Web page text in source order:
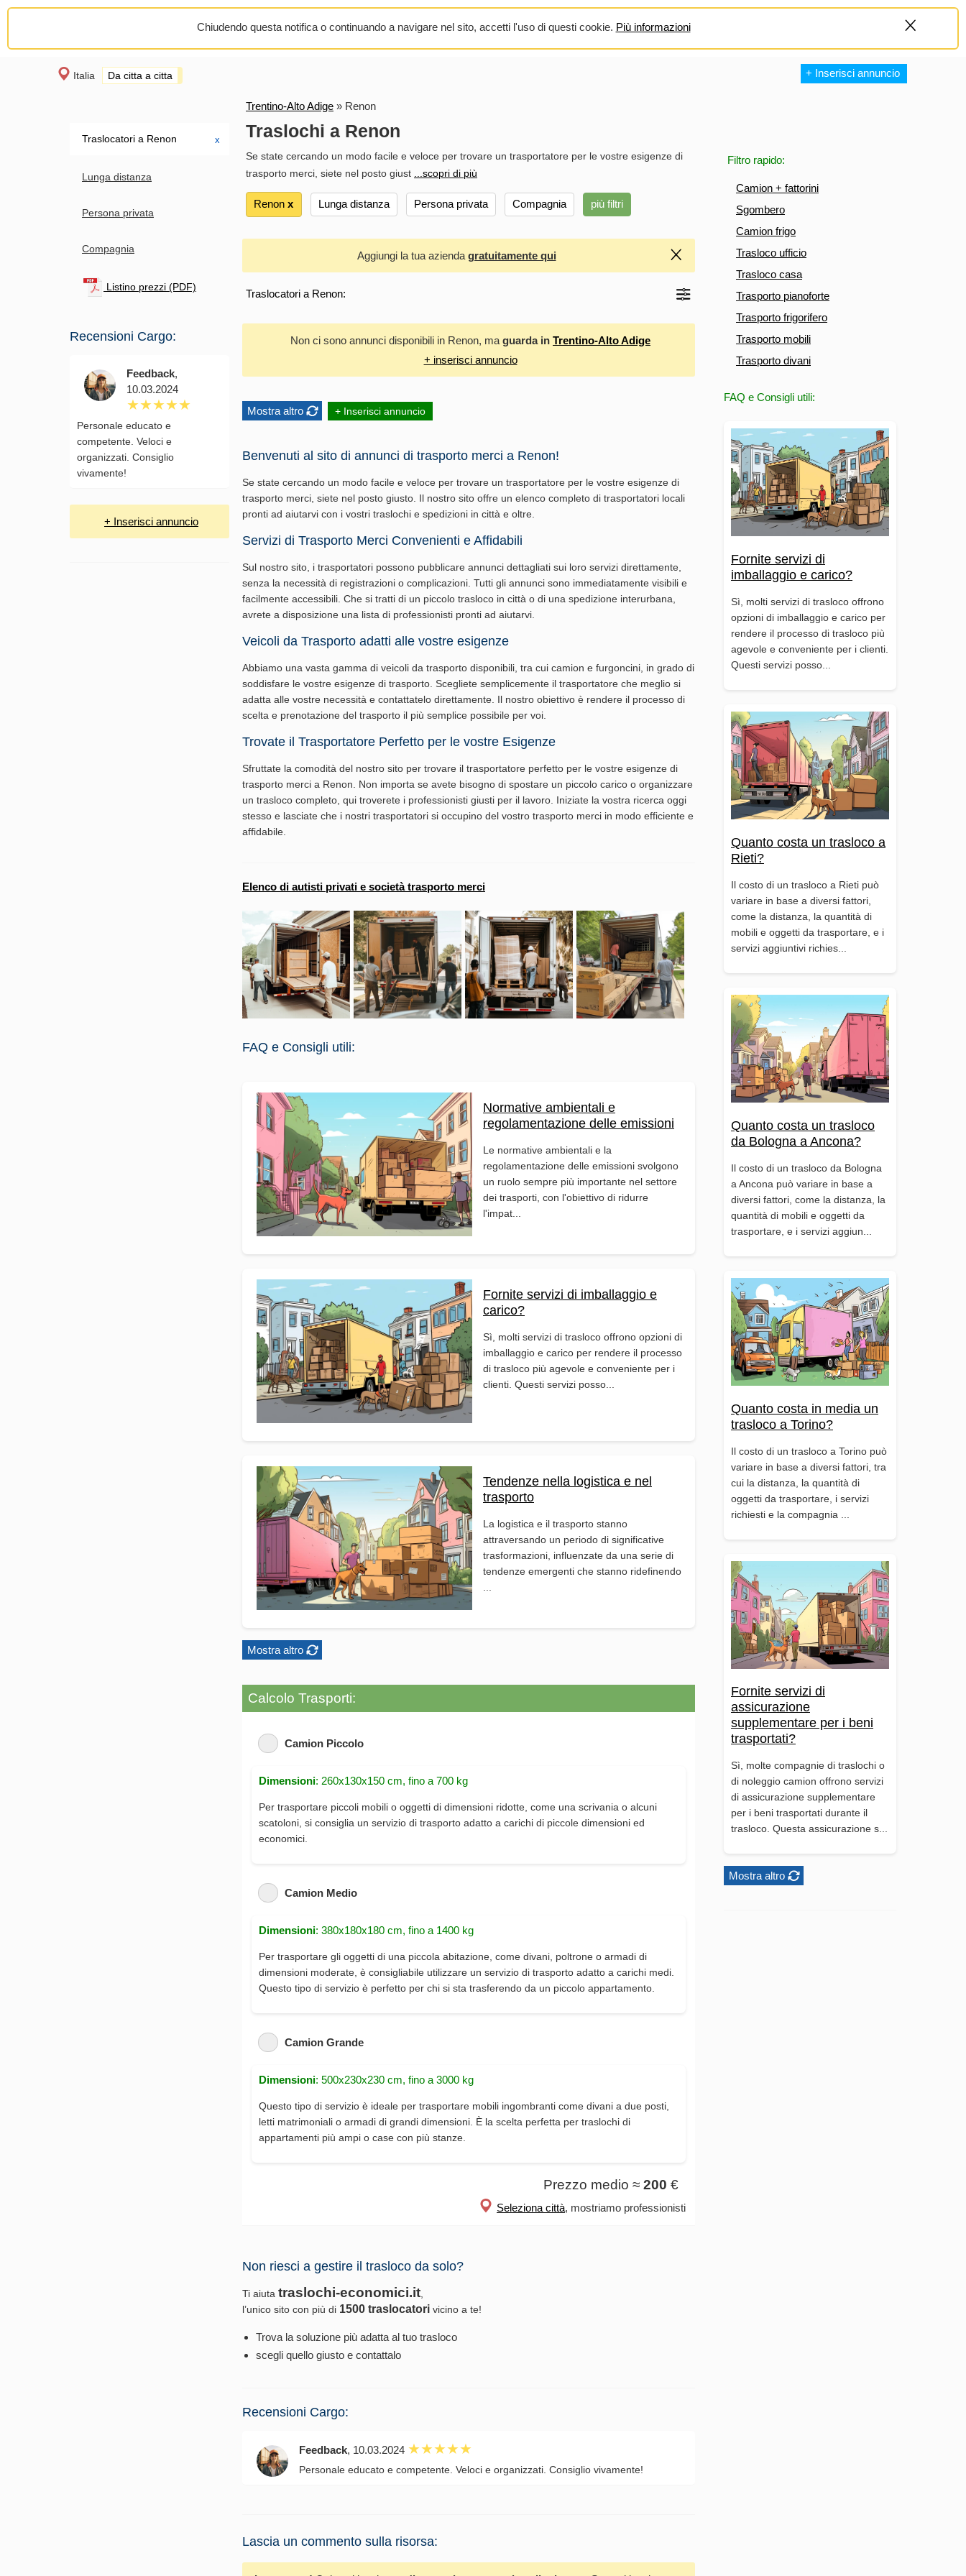
Chiudendo questa notifica o continuando a navigare nel sito, accetti l'uso di questi cookie. Più informazioni
Italia Da citta a citta +
+ Inserisci annuncio
Traslocatori a Renon х
Lunga distanza
Persona privata
Compagnia
Listino prezzi (PDF)
Recensioni Cargo:
Feedback,
10.03.2024
Personale educato e
competente. Veloci e
organizzati. Consiglio
vivamente!
+ Inserisci annuncio
Filtro rapido:
Camion + fattorini
Sgombero
Camion frigo
Trasloco ufficio
Trasloco casa
Trasporto pianoforte
Trasporto frigorifero
Trasporto mobili
Trasporto divani
FAQ e Consigli utili:
Fornite servizi di
imballaggio e carico?
Sì, molti servizi di trasloco offrono
opzioni di imballaggio e carico per
rendere il processo di trasloco più
agevole e conveniente per i clienti.
Questi servizi posso...
Quanto costa un trasloco a
Rieti?
Il costo di un trasloco a Rieti può
variare in base a diversi fattori,
come la distanza, la quantità di
mobili e oggetti da trasportare, e i
servizi aggiuntivi richies...
Quanto costa un trasloco
da Bologna a Ancona?
Il costo di un trasloco da Bologna
a Ancona può variare in base a
diversi fattori, come la distanza, la
quantità di mobili e oggetti da
trasportare, e i servizi aggiun...
Quanto costa in media un
trasloco a Torino?
Il costo di un trasloco a Torino può
variare in base a diversi fattori, tra
cui la distanza, la quantità di
oggetti da trasportare, i servizi
richiesti e la compagnia ...
Fornite servizi di
assicurazione
supplementare per i beni
trasportati?
Sì, molte compagnie di traslochi o
di noleggio camion offrono servizi
di assicurazione supplementare
per i beni trasportati durante il
trasloco. Questa assicurazione s...
Mostra altro
Trentino-Alto Adige » Renon
Traslochi a Renon
Se state cercando un modo facile e veloce per trovare un trasportatore per le vostre esigenze di
trasporto merci, siete nel posto giust
...scopri di più
Renon х Lunga distanza Persona privata Compagnia più filtri
Aggiungi la tua azienda gratuitamente qui
Traslocatori a Renon:
Non ci sono annunci disponibili in Renon, ma guarda in Trentino-Alto Adige
+ inserisci annuncio
Mostra altro + Inserisci annuncio
Benvenuti al sito di annunci di trasporto merci a Renon!
Se state cercando un modo facile e veloce per trovare un trasportatore per le vostre esigenze di
trasporto merci, siete nel posto giusto. Il nostro sito offre un elenco completo di trasportatori locali
pronti ad aiutarvi con i vostri traslochi e spedizioni in città e oltre.
Servizi di Trasporto Merci Convenienti e Affidabili
Sul nostro sito, i trasportatori possono pubblicare annunci dettagliati sui loro servizi direttamente,
senza la necessità di registrazioni o complicazioni. Tutti gli annunci sono immediatamente visibili e
facilmente accessibili. Che si tratti di un piccolo trasloco in città o di una spedizione interurbana,
avrete a disposizione una lista di professionisti pronti ad aiutarvi.
Veicoli da Trasporto adatti alle vostre esigenze
Abbiamo una vasta gamma di veicoli da trasporto disponibili, tra cui camion e furgoncini, in grado di
soddisfare le vostre esigenze di trasporto. Scegliete semplicemente il trasportatore che meglio si
adatta alle vostre necessità e contattatelo direttamente. Il nostro obiettivo è rendere il processo di
scelta e prenotazione del trasporto il più semplice possibile per voi.
Trovate il Trasportatore Perfetto per le vostre Esigenze
Sfruttate la comodità del nostro sito per trovare il trasportatore perfetto per le vostre esigenze di
trasporto merci a Renon. Non importa se avete bisogno di spostare un piccolo carico o organizzare
un trasloco completo, qui troverete i professionisti giusti per il lavoro. Iniziate la vostra ricerca oggi
stesso e lasciate che i nostri trasportatori si occupino del vostro trasporto merci in modo efficiente e
affidabile.
Elenco di autisti privati e società trasporto merci
FAQ e Consigli utili:
Normative ambientali e
regolamentazione delle emissioni
Le normative ambientali e la
regolamentazione delle emissioni svolgono
un ruolo sempre più importante nel settore
dei trasporti, con l'obiettivo di ridurre
l'impat...
Fornite servizi di imballaggio e
carico?
Sì, molti servizi di trasloco offrono opzioni di
imballaggio e carico per rendere il processo
di trasloco più agevole e conveniente per i
clienti. Questi servizi posso...
Tendenze nella logistica e nel
trasporto
La logistica e il trasporto stanno
attraversando un periodo di significative
trasformazioni, influenzate da una serie di
tendenze emergenti che stanno ridefinendo
Mostra altro
Calcolo Trasporti:
Camion Piccolo
Dimensioni: 260x130x150 cm, fino a 700 kg
Per trasportare piccoli mobili o oggetti di dimensioni ridotte, come una scrivania o alcuni
scatoloni, si consiglia un servizio di trasporto adatto a carichi di piccole dimensioni ed
economici.
Camion Medio
Dimensioni: 380x180x180 cm, fino a 1400 kg
Per trasportare gli oggetti di una piccola abitazione, come divani, poltrone o armadi di
dimensioni moderate, è consigliabile utilizzare un servizio di trasporto adatto a carichi medi.
Questo tipo di servizio è perfetto per chi si sta trasferendo da un piccolo appartamento.
Camion Grande
Dimensioni: 500x230x230 cm, fino a 3000 kg
Questo tipo di servizio è ideale per trasportare mobili ingombranti come divani a due posti,
letti matrimoniali o armadi di grandi dimensioni. È la scelta perfetta per traslochi di
appartamenti più ampi o case con più stanze.
Prezzo medio ≈ 200 €
Seleziona città, mostriamo professionisti
Non riesci a gestire il trasloco da solo?
Ti aiuta traslochi-economici.it
l’unico sito con più di 1500 traslocatori vicino a te!
Trova la soluzione più adatta al tuo trasloco
scegli quello giusto e contattalo
Recensioni Cargo:
Feedback, 10.03.2024
Personale educato e competente. Veloci e organizzati. Consiglio vivamente!
Lascia un commento sulla risorsa: